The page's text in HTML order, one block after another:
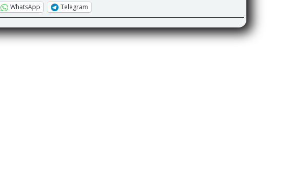
WhatsApp Telegram